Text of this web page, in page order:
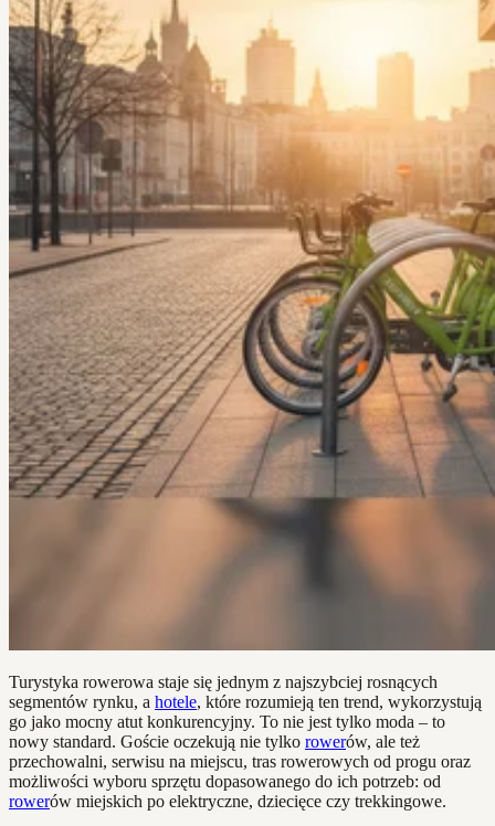
Turystyka rowerowa staje się jednym z najszybciej rosnących
segmentów rynku, a hotele, które rozumieją ten trend, wykorzystują
go jako mocny atut konkurencyjny. To nie jest tylko moda – to
nowy standard. Goście oczekują nie tylko rowerów, ale też
przechowalni, serwisu na miejscu, tras rowerowych od progu oraz
możliwości wyboru sprzętu dopasowanego do ich potrzeb: od
rowerów miejskich po elektryczne, dziecięce czy trekkingowe.